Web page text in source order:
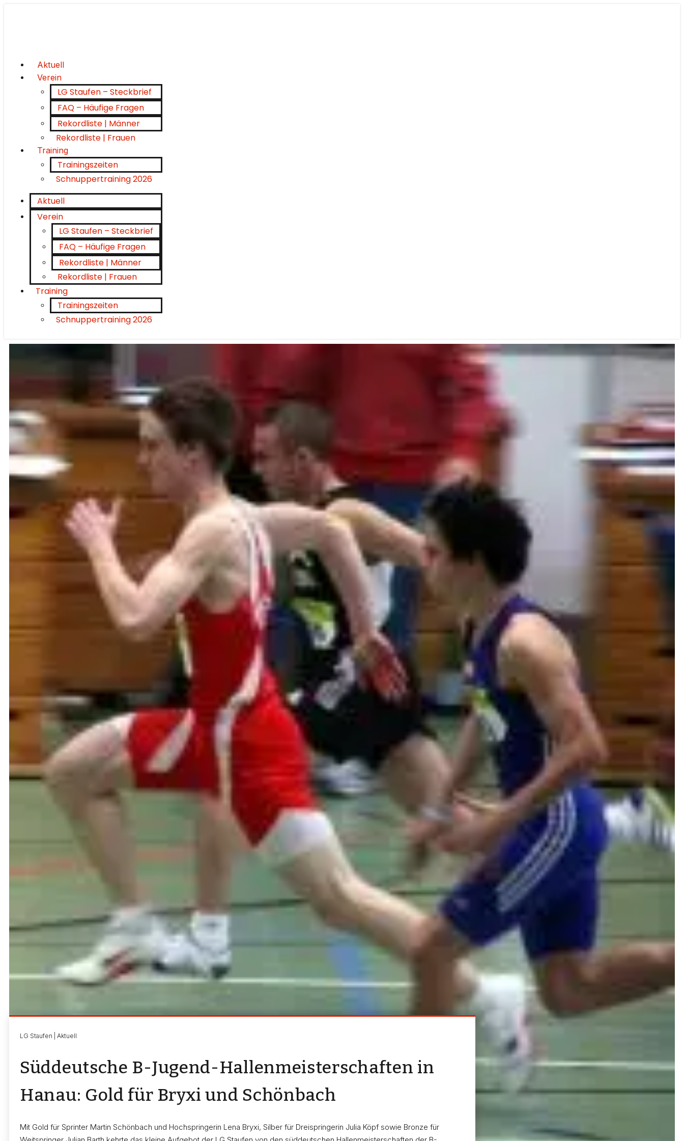
Aktuell
Verein
LG Staufen – Steckbrief
FAQ – Häufige Fragen
Rekordliste | Männer
Rekordliste | Frauen
Training
Trainingszeiten
Schnuppertraining 2026
Aktuell
Verein
LG Staufen – Steckbrief
FAQ – Häufige Fragen
Rekordliste | Männer
Rekordliste | Frauen
Training
Trainingszeiten
Schnuppertraining 2026
LG Staufen | Aktuell
Süddeutsche B-Jugend-Hallenmeisterschaften in
Hanau: Gold für Bryxi und Schönbach
Mit Gold für Sprinter Martin Schönbach und Hochspringerin Lena Bryxi, Silber für Dreispringerin Julia Köpf sowie Bronze für
Nachdem Martin Schönbach noch bei den baden-württembergischen Titelkämpfen bitteres Lehrgeld bezahlen musste und als Favorit im Finale wegen
seinen 60-m-Vorlauf nach Belieben und bremste rechtzeitig in 7,32 Sekunden ab. Im Zwischenlauf zog er das Tempo an und siegte in 7,09 Sekunden,